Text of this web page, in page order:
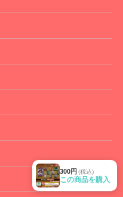
300円 (税込)
この商品を購入